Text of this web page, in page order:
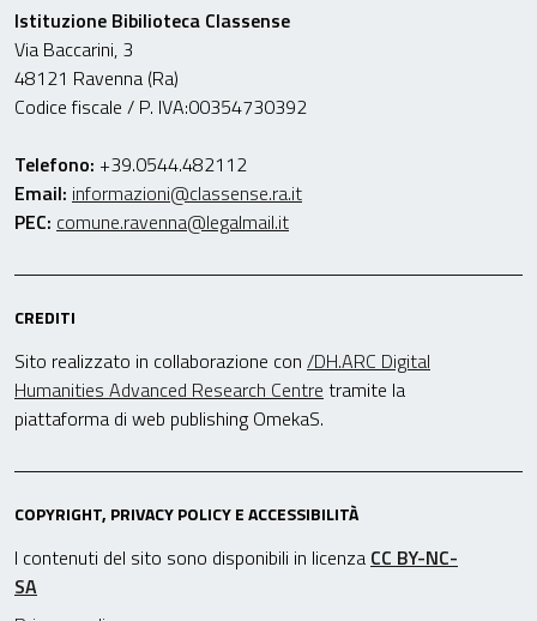
Istituzione Bibilioteca Classense
Via Baccarini, 3
48121 Ravenna (Ra)
Codice fiscale / P. IVA:00354730392
Telefono: +39.0544.482112
Email: informazioni@classense.ra.it
PEC: comune.ravenna@legalmail.it
CREDITI
Sito realizzato in collaborazione con /DH.ARC Digital
Humanities Advanced Research Centre tramite la
piattaforma di web publishing OmekaS.
COPYRIGHT, PRIVACY POLICY E ACCESSIBILITÀ
I contenuti del sito sono disponibili in licenza CC BY-NC-
SA